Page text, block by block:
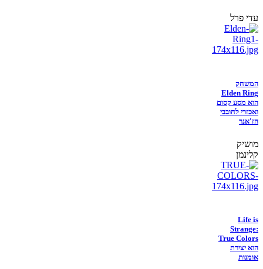
עדי פרל
המשחק
Elden Ring
הוא מסע קסום
ואכזרי לחובבי
הז'אנר
מושיק
קלינמן
Life is
Strange:
True Colors
הוא יצירת
אומנות